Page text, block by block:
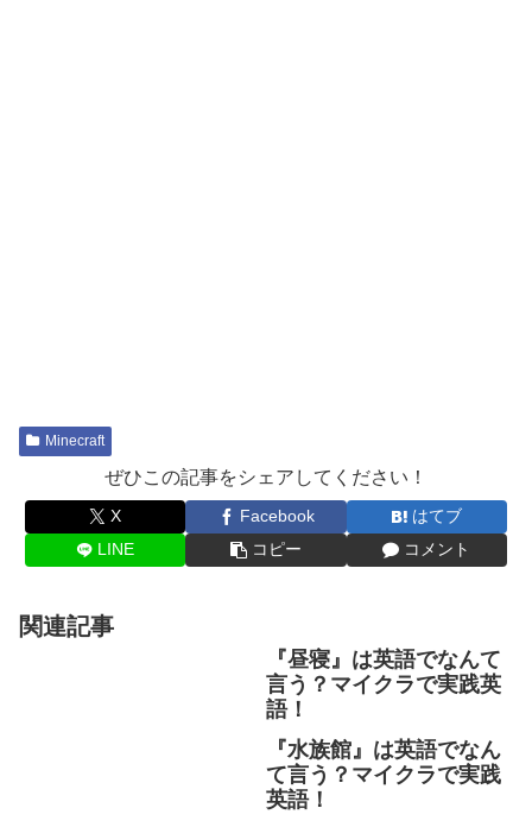
Minecraft
ぜひこの記事をシェアしてください！
X Facebook
はてブ
LINE
コピー コメント
関連記事
『昼寝』は英語でなんて
言う？マイクラで実践英
語！
『水族館』は英語でなん
て言う？マイクラで実践
英語！